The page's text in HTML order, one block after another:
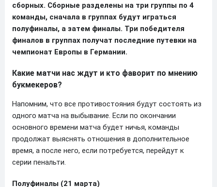
сборных. Сборные разделены на три группы по 4
команды, сначала в группах будут играться
полуфиналы, а затем финалы. Три победителя
финалов в группах получат последние путевки на
чемпионат Европы в Германии.
Какие матчи нас ждут и кто фаворит по мнению
букмекеров?
Напомним, что все противостояния будут состоять из
одного матча на выбывание. Если по окончании
основного времени матча будет ничья, команды
продолжат выяснять отношения в дополнительное
время, а после него, если потребуется, перейдут к
серии пенальти.
Полуфиналы (21 марта)